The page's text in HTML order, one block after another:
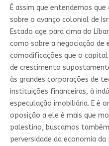
É assim que entendemos
sobre o avanço colonial de
Estado age para cima do
como sobre a negociação de
comodificações que o capital
de crescimento
às grandes corporações de
instituições financeiras, à
especulação imobiliária. E é
oposição a ele é mais que
palestino, buscamos
perversidade da economia